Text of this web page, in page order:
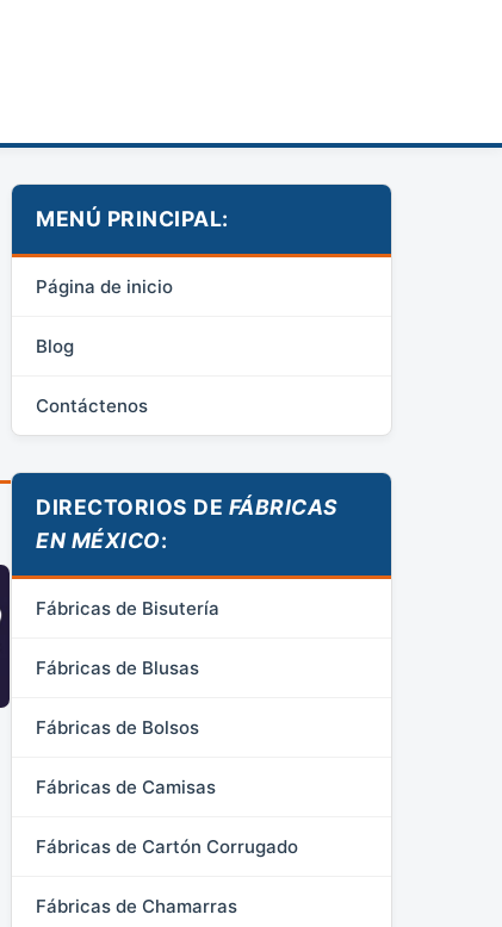
MENÚ PRINCIPAL:
Página de inicio
Blog
Contáctenos
DIRECTORIOS DE FÁBRICAS
EN MÉXICO:
Fábricas de Bisutería
Fábricas de Blusas
Fábricas de Bolsos
Fábricas de Camisas
Fábricas de Cartón Corrugado
Fábricas de Chamarras